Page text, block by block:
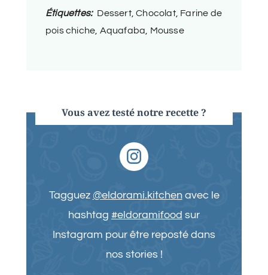
Étiquettes: Dessert, Chocolat, Farine de
pois chiche, Aquafaba, Mousse
Vous avez testé notre recette ?
Tagguez @eldorami.kitchenavec le
hashtag #eldoramifood sur
Instagram pour être reposté dans
nos stories !